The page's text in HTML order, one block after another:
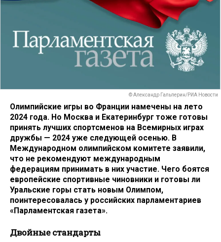
© Александр Гальперин/РИА Новости
Олимпийские игры во Франции намечены на лето
2024 года. Но Москва и Екатеринбург тоже готовы
принять лучших спортсменов на Всемирных играх
дружбы — 2024 уже следующей осенью. В
Международном олимпийском комитете заявили,
что не рекомендуют международным
федерациям принимать в них участие. Чего боятся
европейские спортивные чиновники и готовы ли
Уральские горы стать новым Олимпом,
поинтересовалась у российских парламентариев
«Парламентская газета».
Двойные стандарты